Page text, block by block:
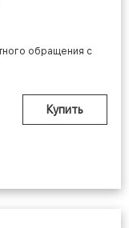
обращения с
Купить